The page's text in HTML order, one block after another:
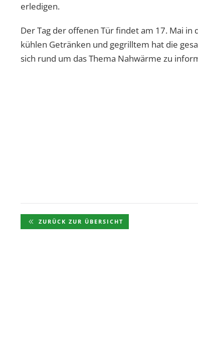
erledigen.
Der Tag der offenen Tür findet am 17. Mai
kühlen Getränken und gegrilltem hat die
sich rund um das Thema Nahwärme zu
ZURÜCK ZUR ÜBERSICHT